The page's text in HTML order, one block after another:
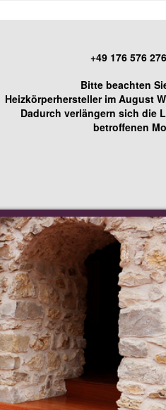
+49 176 576
Bitte beachten
Heizkörperhersteller im August
Dadurch verlängern sich die
betroffenen